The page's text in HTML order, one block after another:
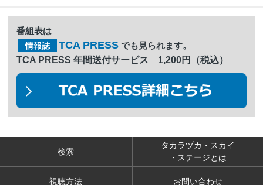
番組表は
情報誌 TCA PRESS でも見られます。
TCA PRESS 年間送付サービス 1,200円（税込）
検索
タカラヅカ・スカイ
・ステージとは
視聴方法 お問い合わせ